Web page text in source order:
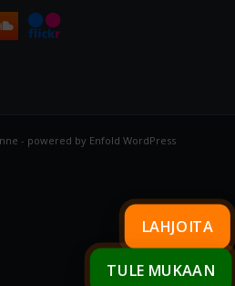
- powered by Enfold WordPress
LAHJOITA
TULE MUKAAN